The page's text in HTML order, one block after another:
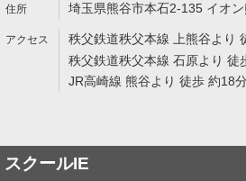
埼玉県熊谷市本石2-135 イオ
秩父鉄道秩父本線 上熊谷より
秩父鉄道秩父本線 石原より 徒
JR高崎線 熊谷より 徒歩 約18
スクールIE